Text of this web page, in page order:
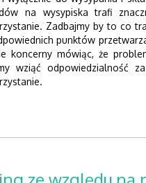
na wysypiska trafi
Zadbajmy by to co
punktów
koncerny mówiąc, że
wziąć odpowiedzialność